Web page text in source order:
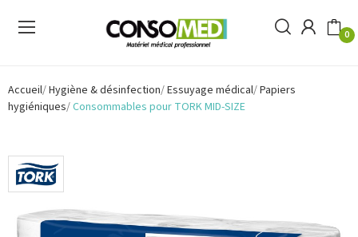
0
Accueil Hygiène & désinfection Essuyage médical Papiers
hygiéniques Consommables pour TORK MID-SIZE